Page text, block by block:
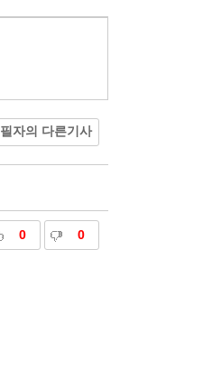
필자의 다른기사
0 0